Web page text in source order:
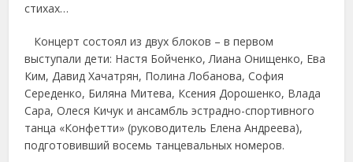
стихах…
Концерт состоял из двух блоков – в первом
выступали дети: Настя Бойченко, Лиана Онищенко, Ева
Ким, Давид Хачатрян, Полина Лобанова, София
Середенко, Биляна Митева, Ксения Дорошенко, Влада
Сара, Олеся Кичук и ансамбль эстрадно-спортивного
танца «Конфетти» (руководитель Елена Андреева),
подготовивший восемь танцевальных номеров.